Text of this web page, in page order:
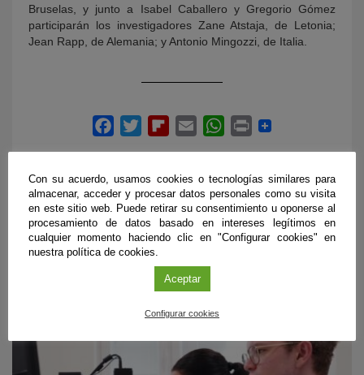
Bruselas, y junto a Isabel Caballero y Gregorio Gómez
participarán los investigadores Zane Atstaja, de Letonia;
Jean Rapp, de Alemania; y Antonio Mingozzi, de Italia.
ÚLTIMAS PUBLICACIONES
Con su acuerdo, usamos cookies o tecnologías similares para
almacenar, acceder y procesar datos personales como su visita
en este sitio web. Puede retirar su consentimiento u oponerse al
procesamiento de datos basado en intereses legítimos en
cualquier momento haciendo clic en "Configurar cookies" en
nuestra política de cookies.
Aceptar
Configurar cookies